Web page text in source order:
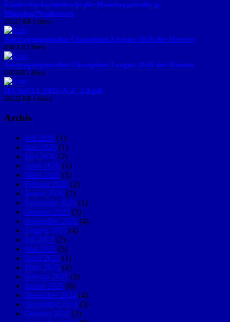
Kinderstockschießen in der Hanebergstraße in
München/Neuhausen
253.27 KB 1 file(s)
Austragungsmodus Champions League 2026 der Herren
0.00 KB 1 file(s)
Austragungsmodus Champions League 2026 der Damen
0.00 KB 1 file(s)
IFI-SpGLi_2025-A-Z_2.0.pdf
292.22 KB 1 file(s)
Archiv
Juli 2026 (1)
Juni 2026 (1)
Mai 2026 (2)
April 2026 (1)
März 2026 (5)
Februar 2026 (2)
Januar 2026 (7)
Dezember 2025 (1)
Oktober 2025 (3)
September 2025 (4)
August 2025 (4)
Juli 2025 (2)
Mai 2025 (5)
April 2025 (1)
März 2025 (4)
Februar 2025 (3)
Januar 2025 (8)
Dezember 2024 (4)
November 2024 (3)
Oktober 2024 (2)